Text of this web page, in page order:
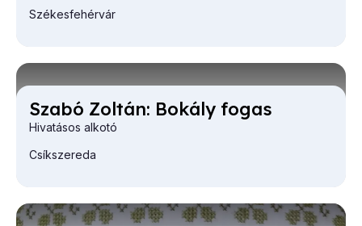
Székesfehérvár
Sza­bó Zol­tán: Bo­kály fo­gas
Hivatásos alkotó
Csíkszereda